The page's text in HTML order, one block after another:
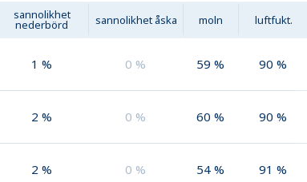
sannolikhet
nederbörd sannolikhet åska moln luftfukt.
1 % 0 % 59 % 90 %
2 % 0 % 60 % 90 %
2 % 0 % 54 % 91 %